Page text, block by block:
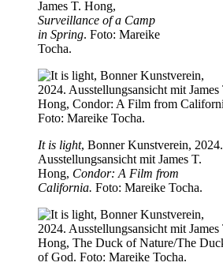
James T. Hong,
Surveillance of a Camp
in Spring. Foto: Mareike
Tocha.
It is light, Bonner Kunstverein, 2024.
Ausstellungsansicht mit James T.
Hong, Condor: A Film from
California. Foto: Mareike Tocha.